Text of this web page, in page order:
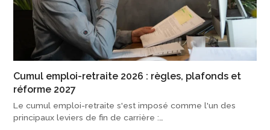
Cumul emploi-retraite 2026 : règles, plafonds et
réforme 2027
Le cumul emploi-retraite s'est imposé comme l'un des
principaux leviers de fin de carrière :…